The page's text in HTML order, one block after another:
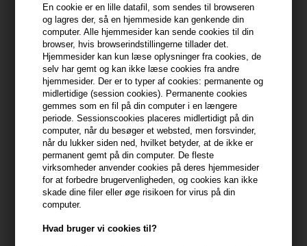
En cookie er en lille datafil, som sendes til browseren
og lagres der, så en hjemmeside kan genkende din
computer. Alle hjemmesider kan sende cookies til din
browser, hvis browserindstillingerne tillader det.
Hjemmesider kan kun læse oplysninger fra cookies, de
selv har gemt og kan ikke læse cookies fra andre
hjemmesider. Der er to typer af cookies: permanente og
midlertidige (session cookies). Permanente cookies
gemmes som en fil på din computer i en længere
periode. Sessionscookies placeres midlertidigt på din
computer, når du besøger et websted, men forsvinder,
når du lukker siden ned, hvilket betyder, at de ikke er
permanent gemt på din computer. De fleste
virksomheder anvender cookies på deres hjemmesider
for at forbedre brugervenligheden, og cookies kan ikke
skade dine filer eller øge risikoen for virus på din
computer.
Hvad bruger vi cookies til?
Du får 8 DKK til dit næste køb når du køber denne vare -
min konto
399,10 DKK FRA GRATIS FRAGT
Beskrivelse Anmeldelser Fabrikant
GLYNT SPIDER Cream 100ml er en alsidig stylingcreme, der giver
både struktur og fleksibilitet til din hårstyling. Med sin unikke
formel tilbyder den et medium hold, der er perfekt til både
afslappede og velstrukturerede frisurer. Uanset om dit hår er kort
eller langt, kan du opnå en naturlig finish, der ikke virker fedtet.
Egenskaber